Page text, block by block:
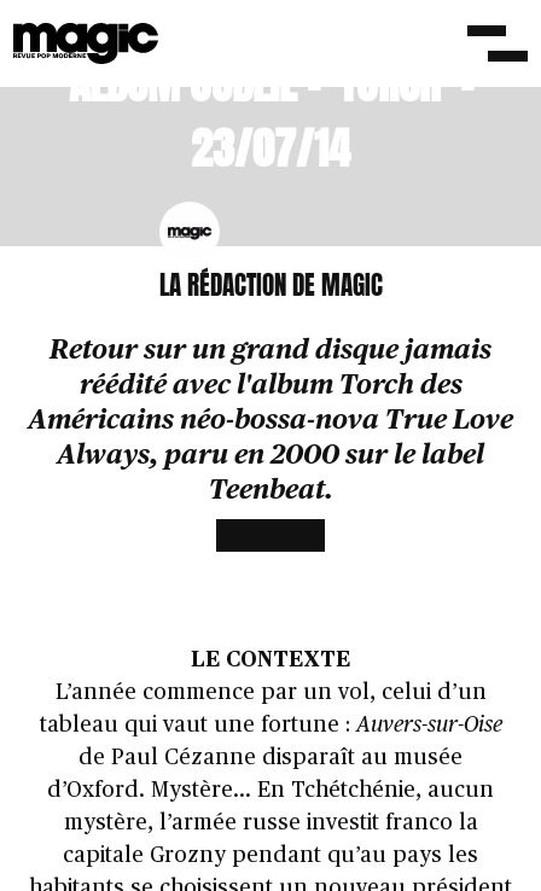
ALBUM OUBLIÉ – ‘TORCH’ –
23/07/14
LA RÉDACTION DE MAGIC
Retour sur un grand disque jamais
réédité avec l'album Torch des
Américains néo-bossa-nova True Love
Always, paru en 2000 sur le label
Teenbeat.
LE CONTEXTE
L’année commence par un vol, celui d’un
tableau qui vaut une fortune : Auvers-sur-Oise
de Paul Cézanne disparaît au musée
d’Oxford. Mystère… En Tchétchénie, aucun
mystère, l’armée russe investit franco la
capitale Grozny pendant qu’au pays les